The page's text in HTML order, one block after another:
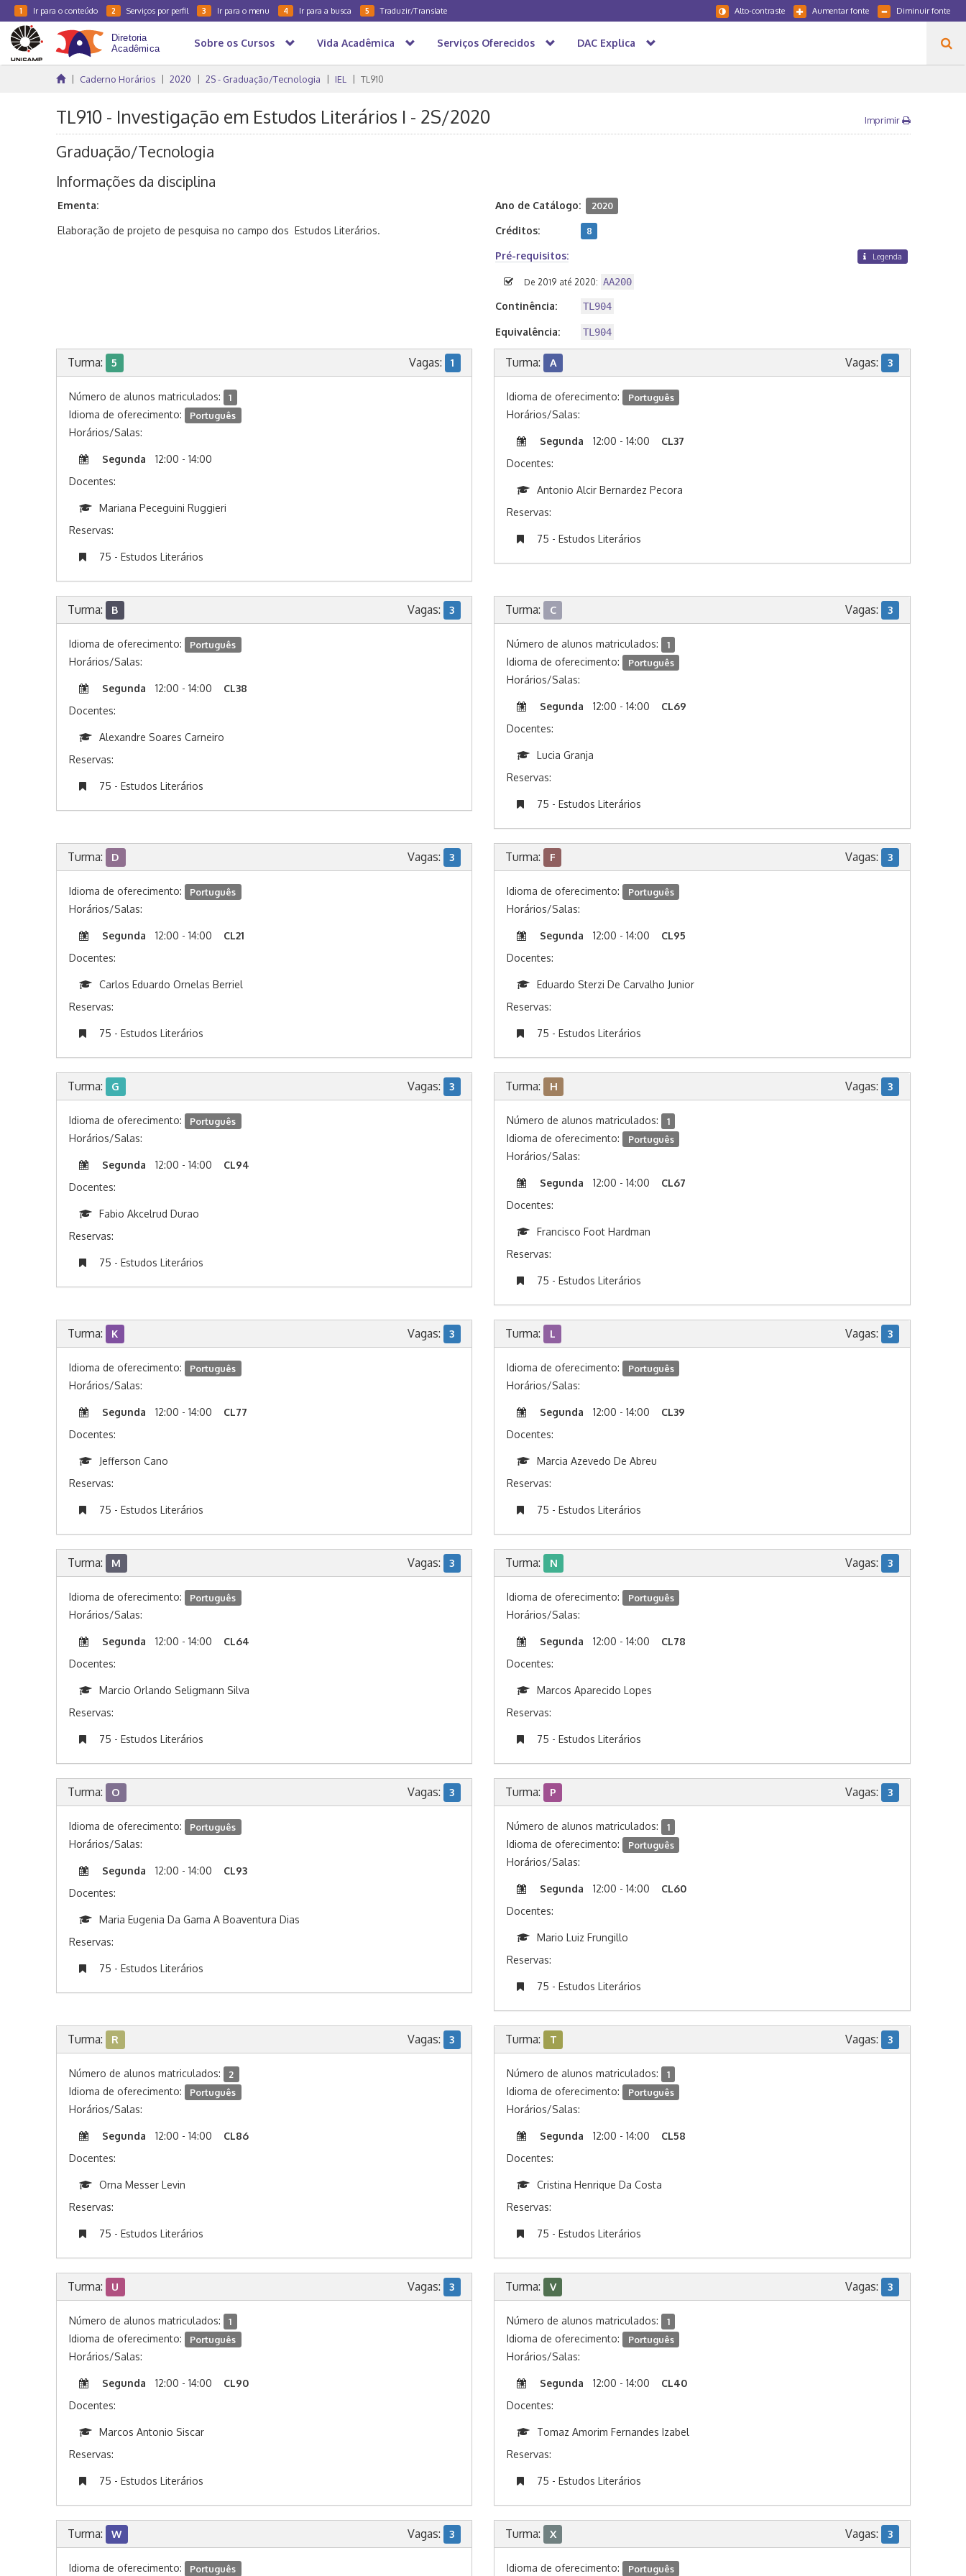
1 Ir para o conteúdo 2 Serviços por perfil 3 Ir para o menu 4 Ir para a busca 5 Traduzir/Translate Diminuir fonte
Aumentar fonte
Alto-contraste
Sobre os Cursos Vida Acadêmica Serviços Oferecidos DAC Explica
Caderno Horários 2020 2S - Graduação/Tecnologia IEL TL910
TL910 - Investigação em Estudos Literários I - 2S/2020 Imprimir
Graduação/Tecnologia
Informações da disciplina
Ementa:
Elaboração de projeto de pesquisa no campo dos Estudos Literários.
Ano de Catálogo: 2020
Créditos: 8
Pré-requisitos: Legenda
De 2019 até 2020: AA200
Continência: TL904
Equivalência: TL904
Turma: 5 Vagas: 1
Número de alunos matriculados: 1
Idioma de oferecimento: Português
Horários/Salas:
Segunda
12:00 - 14:00
Docentes:
Mariana Peceguini Ruggieri
Reservas:
75 - Estudos Literários
Turma: A Vagas: 3
Idioma de oferecimento: Português
Horários/Salas:
Segunda 12:00 - 14:00
CL37
Docentes:
Antonio Alcir Bernardez Pecora
Reservas:
75 - Estudos Literários
Turma: B Vagas: 3
Idioma de oferecimento: Português
Horários/Salas:
Segunda 12:00 - 14:00
CL38
Docentes:
Alexandre Soares Carneiro
Reservas:
75 - Estudos Literários
Turma: C Vagas: 3
Número de alunos matriculados: 1
Idioma de oferecimento: Português
Horários/Salas:
Segunda 12:00 - 14:00
CL69
Docentes:
Lucia Granja
Reservas:
75 - Estudos Literários
Turma: D Vagas: 3
Idioma de oferecimento: Português
Horários/Salas:
Segunda 12:00 - 14:00
CL21
Docentes:
Carlos Eduardo Ornelas Berriel
Reservas:
75 - Estudos Literários
Turma: F Vagas: 3
Idioma de oferecimento: Português
Horários/Salas:
Segunda 12:00 - 14:00
CL95
Docentes:
Eduardo Sterzi De Carvalho Junior
Reservas:
75 - Estudos Literários
Turma: G Vagas: 3
Idioma de oferecimento: Português
Horários/Salas:
Segunda 12:00 - 14:00
CL94
Docentes:
Fabio Akcelrud Durao
Reservas:
75 - Estudos Literários
Turma: H Vagas: 3
Número de alunos matriculados: 1
Idioma de oferecimento: Português
Horários/Salas:
Segunda 12:00 - 14:00
CL67
Docentes:
Francisco Foot Hardman
Reservas:
75 - Estudos Literários
Turma: K Vagas: 3
Idioma de oferecimento: Português
Horários/Salas:
Segunda 12:00 - 14:00
CL77
Docentes:
Jefferson Cano
Reservas:
75 - Estudos Literários
Turma: L Vagas: 3
Idioma de oferecimento: Português
Horários/Salas:
Segunda 12:00 - 14:00
CL39
Docentes:
Marcia Azevedo De Abreu
Reservas:
75 - Estudos Literários
Turma: M Vagas: 3
Idioma de oferecimento: Português
Horários/Salas:
Segunda 12:00 - 14:00
CL64
Docentes:
Marcio Orlando Seligmann Silva
Reservas:
75 - Estudos Literários
Turma: N Vagas: 3
Idioma de oferecimento: Português
Horários/Salas:
Segunda 12:00 - 14:00
CL78
Docentes:
Marcos Aparecido Lopes
Reservas:
75 - Estudos Literários
Turma: O Vagas: 3
Idioma de oferecimento: Português
Horários/Salas:
Segunda 12:00 - 14:00
CL93
Docentes:
Maria Eugenia Da Gama A Boaventura Dias
Reservas:
75 - Estudos Literários
Turma: P Vagas: 3
Número de alunos matriculados: 1
Idioma de oferecimento: Português
Horários/Salas:
Segunda 12:00 - 14:00
CL60
Docentes:
Mario Luiz Frungillo
Reservas:
75 - Estudos Literários
Turma: R Vagas: 3
Número de alunos matriculados: 2
Idioma de oferecimento: Português
Horários/Salas:
Segunda 12:00 - 14:00
CL86
Docentes:
Orna Messer Levin
Reservas:
75 - Estudos Literários
Turma: T Vagas: 3
Número de alunos matriculados: 1
Idioma de oferecimento: Português
Horários/Salas:
Segunda 12:00 - 14:00
CL58
Docentes:
Cristina Henrique Da Costa
Reservas:
75 - Estudos Literários
Turma: U Vagas: 3
Número de alunos matriculados: 1
Idioma de oferecimento: Português
Horários/Salas:
Segunda 12:00 - 14:00
CL90
Docentes:
Marcos Antonio Siscar
Reservas:
75 - Estudos Literários
Turma: V Vagas: 3
Número de alunos matriculados: 1
Idioma de oferecimento: Português
Horários/Salas:
Segunda 12:00 - 14:00
CL40
Docentes:
Tomaz Amorim Fernandes Izabel
Reservas:
75 - Estudos Literários
Turma: W Vagas: 3
Idioma de oferecimento: Português
Turma: X Vagas: 3
Idioma de oferecimento: Português